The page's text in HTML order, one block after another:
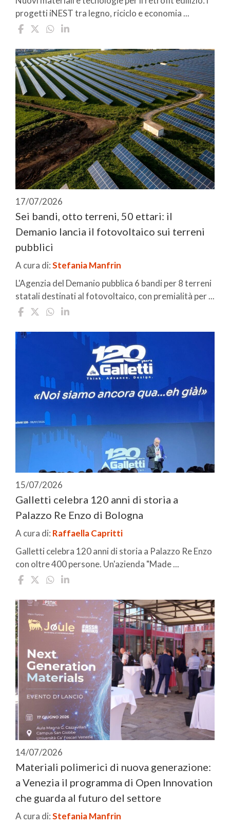
progetti iNEST tra legno, riciclo e economia ...
17/07/2026
Sei bandi, otto terreni, 50 ettari: il
Demanio lancia il fotovoltaico sui terreni
pubblici
A cura di:Stefania Manfrin
L'Agenzia del Demanio pubblica 6 bandi per 8 terreni
statali destinati al fotovoltaico, con premialità per ...
15/07/2026
Galletti celebra 120 anni di storia a
Palazzo Re Enzo di Bologna
A cura di: Raffaella Capritti
Galletti celebra 120 anni di storia a Palazzo Re Enzo
con oltre 400 persone. Un'azienda "Made ...
14/07/2026
Materiali polimerici di nuova generazione:
a Venezia il programma di Open Innovation
che guarda al futuro del settore
A cura di:Stefania Manfrin